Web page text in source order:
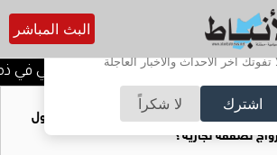
أترغب في تفعيل الإشعارات؟
تفوتك آخر الأحداث والأخبار العاجلة
اشترك لا شكراً
البث المباشر
الحاجة خالدة محمود الكرمي في ذمة
يستغللنه لتحقيق مكاسب مادية.. هل تحول
لصفقة تجارية؟